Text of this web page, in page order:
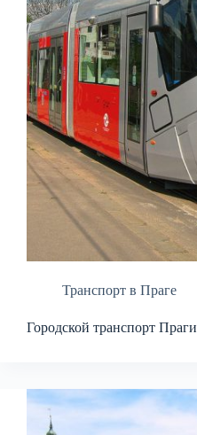
Транспорт в Праге
Городской транспорт Праги